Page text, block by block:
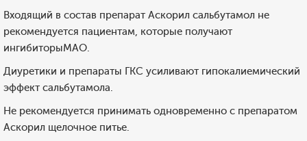
Входящий в состав препарат Аскорил сальбутамол не
рекомендуется пациентам, которые получают
ингибиторыМАО.
Диуретики и препараты ГКС усиливают гипокалиемический
эффект сальбутамола.
Не рекомендуется принимать одновременно с препаратом
Аскорил щелочное питье.